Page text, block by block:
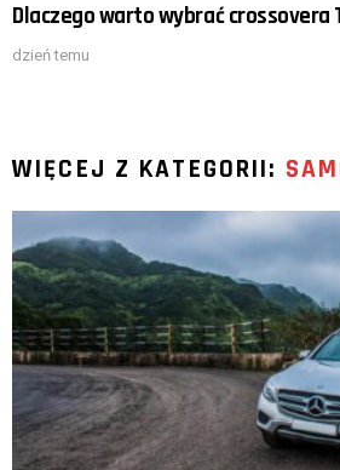
Dlaczego warto wybrać crossovera
dzień temu
WIĘCEJ Z KATEGORII: